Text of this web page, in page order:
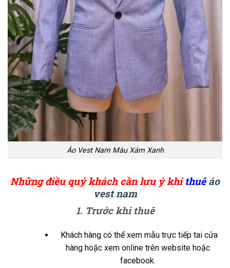
Áo Vest Nam Màu Xám Xanh
Những điều quý khách cần lưu ý khi thuêáo
vest nam
1. Trước khi thuê
Khách hàng có thể xem mẫu trực tiếp tai cửa
hàng hoặc xem online trên website hoặc
facebook.